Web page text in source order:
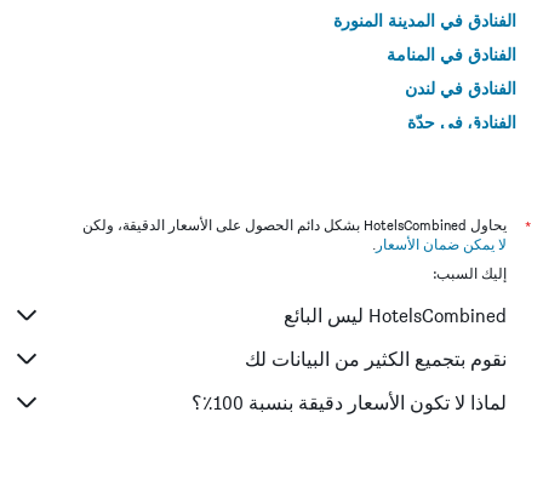
الفنادق في المدينة المنورة
الفنادق في المنامة
الفنادق في لندن
الفنادق في جدّة
*
يحاول HotelsCombined بشكل دائم الحصول على الأسعار الدقيقة، ولكن
لا يمكن ضمان الأسعار .
إليك السبب:
HotelsCombined ليس البائع
نقوم بتجميع الكثير من البيانات لك
لماذا لا تكون الأسعار دقيقة بنسبة 100٪؟